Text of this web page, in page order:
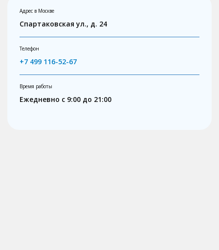
Адрес в Москве
Спартаковская ул., д. 24
Телефон
+7 499 116-52-67
Время работы
Ежедневно с 9:00 до 21:00